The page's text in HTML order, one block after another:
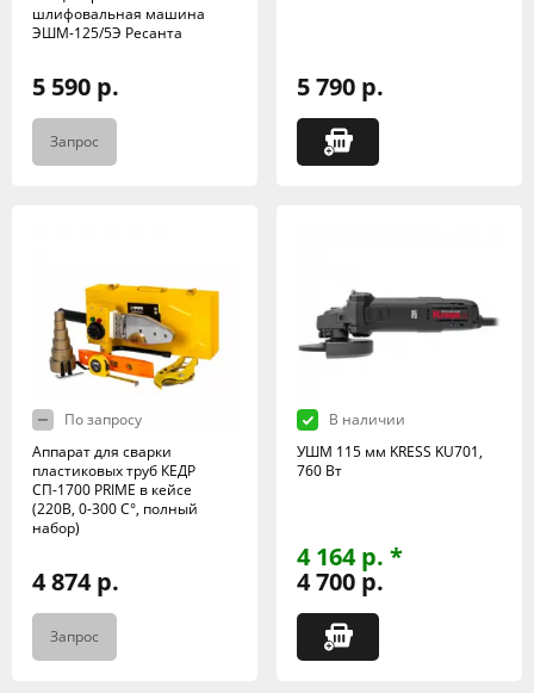
шлифовальная машина
ЭШМ-125/5Э Ресанта
5 590 р.
Запрос
5 790 р.
По запросу
Аппарат для сварки
пластиковых труб КЕДР
СП-1700 PRIME в кейсе
(220В, 0-300 C°, полный
набор)
4 874 р.
Запрос
В наличии
УШМ 115 мм KRESS KU701,
760 Вт
4 164 р. *
4 700 р.